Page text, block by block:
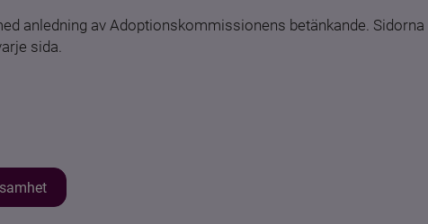
anledning av Adoptionskommissionens betänkande.
sida.